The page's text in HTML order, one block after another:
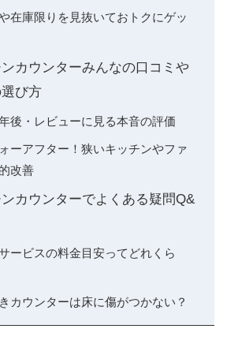
在庫限りを見抜いておトクにゲッ
カウンターみんなの口コミや
び方
後・レビューに見る本音の評価
ーアフター！狭いキッチンやファ
改善
カウンターでよくある疑問Q&
ービスの料金目安ってどれくら
カウンターは床に傷がつかない？